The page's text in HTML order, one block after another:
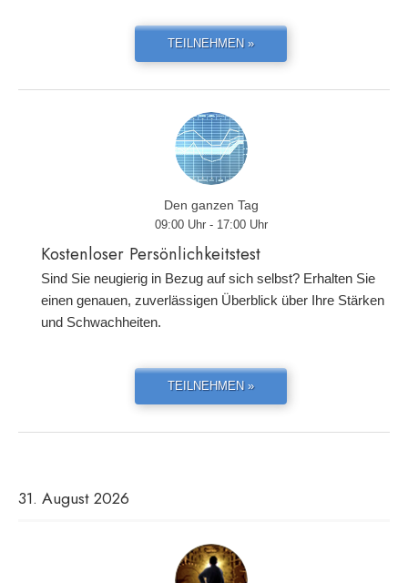
TEILNEHMEN »
Den ganzen Tag
09:00 Uhr - 17:00 Uhr
Kostenloser Persönlichkeitstest
Sind Sie neugierig in Bezug auf sich selbst? Erhalten Sie
einen genauen, zuverlässigen Überblick über Ihre Stärken
und Schwachheiten.
TEILNEHMEN »
31. August 2026